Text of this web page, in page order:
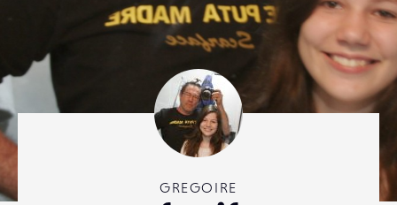
GREGOIRE